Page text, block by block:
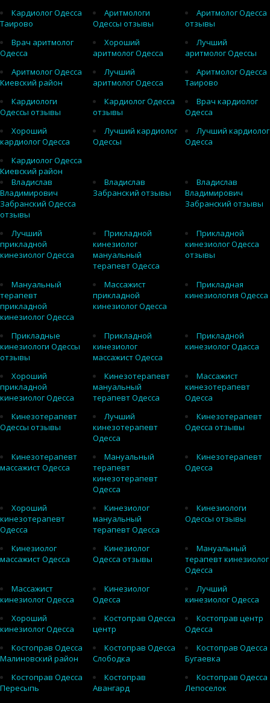
Кардиолог Одесса
Таирово
Аритмологи
Одессы отзывы
Аритмолог Одесса
отзывы
Врач аритмолог
Одесса
Хороший
аритмолог Одесса
Лучший
аритмолог Одессы
Аритмолог Одесса
Киевский район
Лучший
аритмолог Одесса
Аритмолог Одесса
Таирово
Кардиологи
Одессы отзывы
Кардиолог Одесса
отзывы
Врач кардиолог
Одесса
Хороший
кардиолог Одесса
Лучший кардиолог
Одессы
Лучший кардиолог
Одесса
Кардиолог Одесса
Киевский район
Владислав
Владимирович
Забранский Одесса
отзывы
Владислав
Забранский отзывы
Владислав
Владимирович
Забранский отзывы
Лучший
прикладной
кинезиолог Одесса
Прикладной
кинезиолог
мануальный
терапевт Одесса
Прикладной
кинезиолог Одесса
отзывы
Мануальный
терапевт
прикладной
кинезиолог Одесса
Массажист
прикладной
кинезиолог Одесса
Прикладная
кинезиология Одесса
Прикладные
кинезиологи Одессы
отзывы
Прикладной
кинезиолог
массажист Одесса
Прикладной
кинезиолог Одасса
Хороший
прикладной
кинезиолог Одесса
Кинезотерапевт
мануальный
терапевт Одесса
Массажист
кинезотерапевт
Одесса
Кинезотерапевт
Одессы отзывы
Лучший
кинезотерапевт
Одесса
Кинезотерапевт
Одесса отзывы
Кинезотерапевт
массажист Одесса
Мануальный
терапевт
кинезотерапевт
Одесса
Кинезотерапевт
Одесса
Хороший
кинезотерапевт
Одесса
Кинезиолог
мануальный
терапевт Одесса
Кинезиологи
Одессы отзывы
Кинезиолог
массажист Одесса
Кинезиолог
Одесса отзывы
Мануальный
терапевт кинезиолог
Одесса
Массажист
кинезиолог Одесса
Кинезиолог
Одесса
Лучший
кинезиолог Одесса
Хороший
кинезиолог Одесса
Костоправ Одесса
центр
Костоправ центр
Одесса
Костоправ Одесса
Малиновский район
Костоправ Одесса
Слободка
Костоправ Одесса
Бугаевка
Костоправ Одесса
Пересыпь
Костоправ
Авангард
Костоправ Одесса
Лепоселок